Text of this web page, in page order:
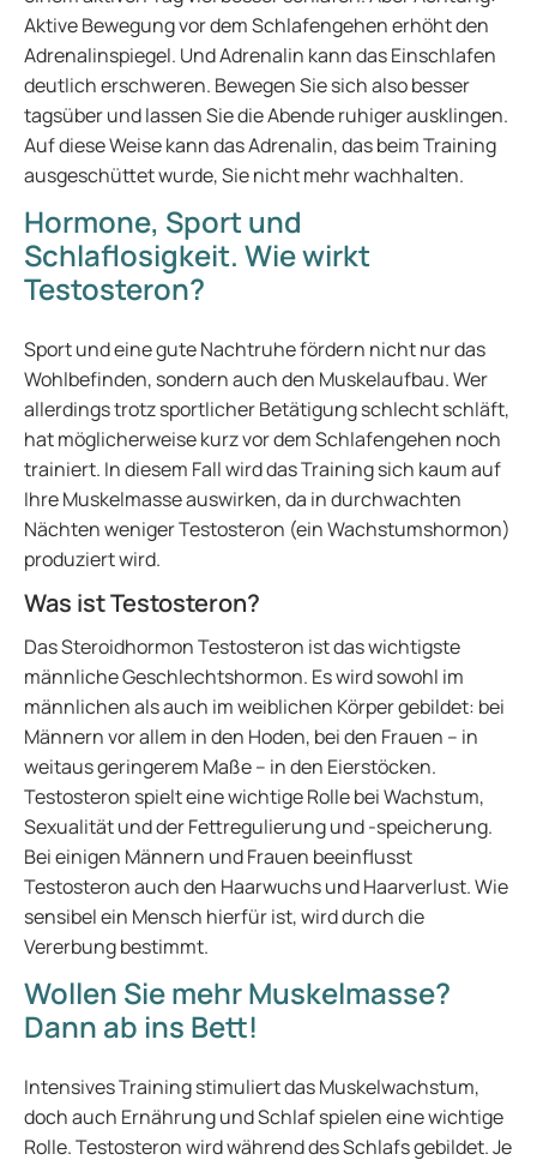
Aktive Bewegung vor dem Schlafengehen erhöht den
Adrenalinspiegel. Und Adrenalin kann das Einschlafen
deutlich erschweren. Bewegen Sie sich also besser
tagsüber und lassen Sie die Abende ruhiger ausklingen.
Auf diese Weise kann das Adrenalin, das beim Training
ausgeschüttet wurde, Sie nicht mehr wachhalten.
Hormone, Sport und
Schlaflosigkeit. Wie wirkt
Testosteron?
Sport und eine gute Nachtruhe fördern nicht nur das
Wohlbefinden, sondern auch den Muskelaufbau. Wer
allerdings trotz sportlicher Betätigung schlecht schläft,
hat möglicherweise kurz vor dem Schlafengehen noch
trainiert. In diesem Fall wird das Training sich kaum auf
Ihre Muskelmasse auswirken, da in durchwachten
Nächten weniger Testosteron (ein Wachstumshormon)
produziert wird.
Was ist Testosteron?
Das Steroidhormon Testosteron ist das wichtigste
männliche Geschlechtshormon. Es wird sowohl im
männlichen als auch im weiblichen Körper gebildet: bei
Männern vor allem in den Hoden, bei den Frauen – in
weitaus geringerem Maße – in den Eierstöcken.
Testosteron spielt eine wichtige Rolle bei Wachstum,
Sexualität und der Fettregulierung und -speicherung.
Bei einigen Männern und Frauen beeinflusst
Testosteron auch den Haarwuchs und Haarverlust. Wie
sensibel ein Mensch hierfür ist, wird durch die
Vererbung bestimmt.
Wollen Sie mehr Muskelmasse?
Dann ab ins Bett!
Intensives Training stimuliert das Muskelwachstum,
doch auch Ernährung und Schlaf spielen eine wichtige
Rolle. Testosteron wird während des Schlafs gebildet. Je